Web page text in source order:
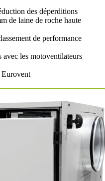
des déperditions
de laine de roche haute
de performance
avec les motoventilateurs